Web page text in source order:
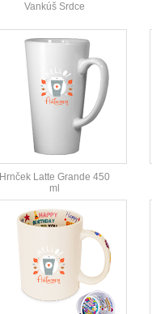
Vankúš Srdce
Hrnček Latte Grande 450
ml